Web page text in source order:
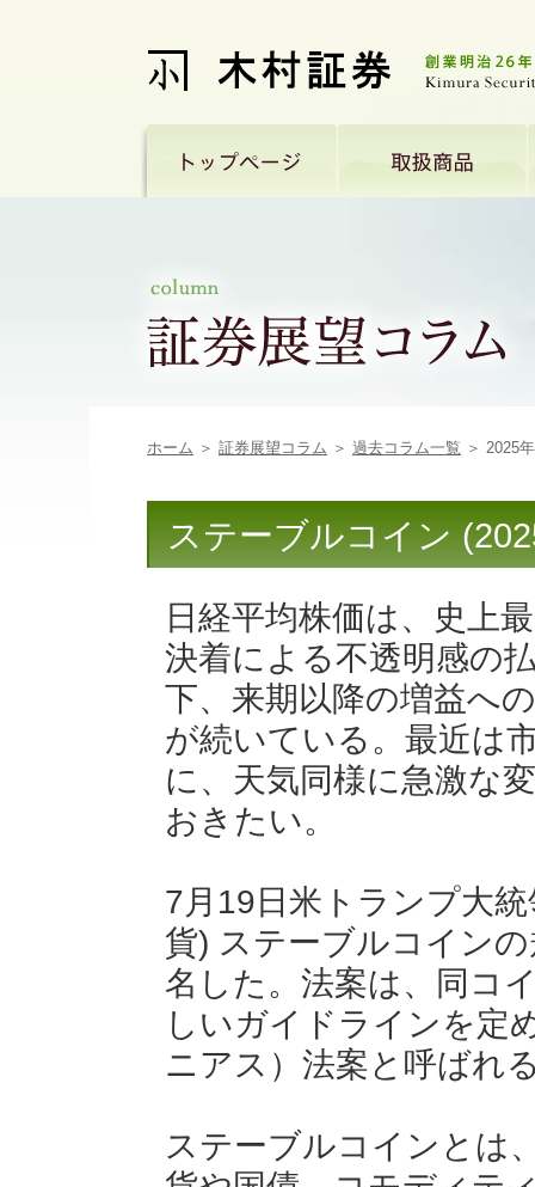
ホーム ＞ 証券展望コラム ＞ 過去コラム一覧 ＞ 2025
ステーブルコイン
日経平均株価は、史上
決着による不透明感の
下、来期以降の増益へ
が続いている。最近は
に、天気同様に急激な
おきたい。
7月19日米トランプ大
貨) ステーブルコイン
名した。法案は、同コ
しいガイドラインを定
ニアス）法案と呼ばれ
ステーブルコインとは